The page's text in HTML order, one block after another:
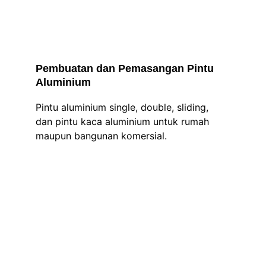
Pembuatan dan Pemasangan Pintu
Aluminium
Pintu aluminium single, double, sliding,
dan pintu kaca aluminium untuk rumah
maupun bangunan komersial.